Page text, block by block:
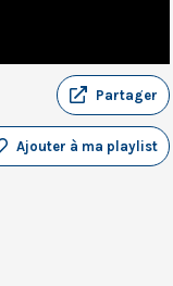
Partager
Ajouter à ma playlist